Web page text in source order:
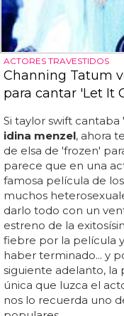
ACTORES TRAVESTIDOS
Channing Tatum
para cantar 'Let It
Si taylor swift
idina menzel, ahora
de elsa de 'frozen'
parece que en una
famosa película de
muchos
darlo todo con un
estreno de la
fiebre por la película
haber terminado... y
siguiente adelanto, la
única que luzca el
nos lo recuerda uno